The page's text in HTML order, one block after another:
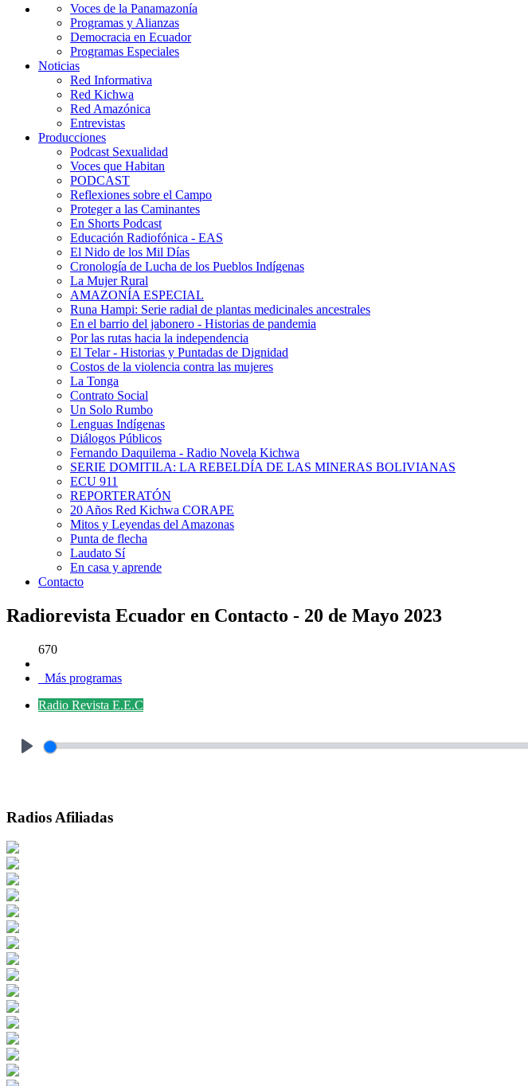
Voces de la Panamazonía
Programas y Alianzas
Democracia en Ecuador
Programas Especiales
Noticias
Red Informativa
Red Kichwa
Red Amazónica
Entrevistas
Producciones
Podcast Sexualidad
Voces que Habitan
PODCAST
Reflexiones sobre el Campo
Proteger a las Caminantes
En Shorts Podcast
Educación Radiofónica - EAS
El Nido de los Mil Días
Cronología de Lucha de los Pueblos Indígenas
La Mujer Rural
AMAZONÍA ESPECIAL
Runa Hampi: Serie radial de plantas medicinales ancestrales
En el barrio del jabonero - Historias de pandemia
Por las rutas hacia la independencia
El Telar - Historias y Puntadas de Dignidad
Costos de la violencia contra las mujeres
La Tonga
Contrato Social
Un Solo Rumbo
Lenguas Indígenas
Diálogos Públicos
Fernando Daquilema - Radio Novela Kichwa
SERIE DOMITILA: LA REBELDÍA DE LAS MINERAS BOLIVIANAS
ECU 911
REPORTERATÓN
20 Años Red Kichwa CORAPE
Mitos y Leyendas del Amazonas
Punta de flecha
Laudato Sí
En casa y aprende
Contacto
Radiorevista Ecuador en Contacto - 20 de Mayo 2023
670
Más programas
Radio Revista E.E.C
Radios Afiliadas